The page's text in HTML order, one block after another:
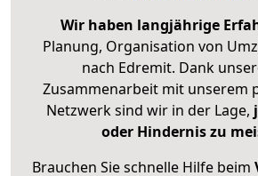
Wir haben langjährige
Planung, Organisation von
nach Edremit. Dank
Zusammenarbeit mit unserem
Netzwerk sind wir in der Lage,
oder Hindernis zu
Brauchen Sie schnelle Hilfe beim